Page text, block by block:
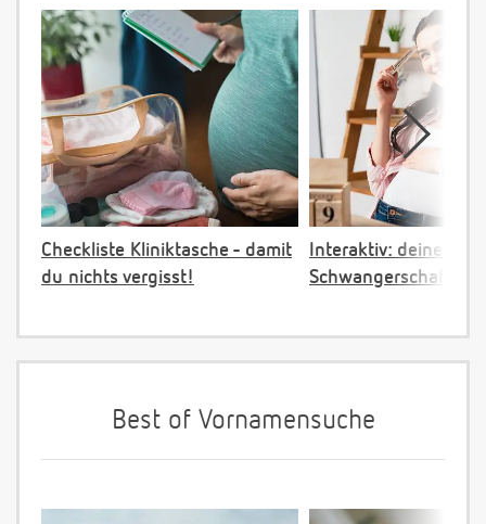
Checkliste Kliniktasche - damit
du nichts vergisst!
Interaktiv: deine
Best of Vornamensuche